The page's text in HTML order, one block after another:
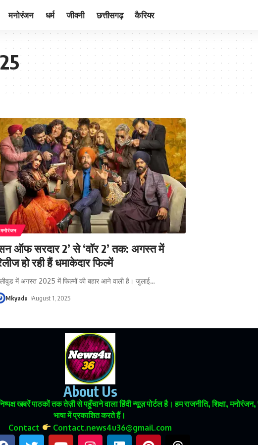
मनोरंजन धर्म जीवनी छत्तीसगढ़ कैरियर
मनोरंजन
ऑफ सरदार 2’ से ‘वॉर 2’ तक: अगस्त में
हो रही हैं धमाकेदार फिल्में
में अगस्त 2025 में फिल्मों की बहार आने वाली है। जुलाई…
Mkyadu August 1, 2025
About Us
खबरें पाठकों तक तेज़ी से पहुँचाने वाला हिंदी न्यूज़ पोर्टल है। हम राजनीति, शिक्षा,
भाषा में प्रकाशित करते हैं।
Contact
Contact.news4u36@gmail.com